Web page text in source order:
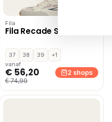
Fila
Fila Recade S – Roze
37 38 39
+1
vanaf
€ 56,20
€ 74,99
2 shops